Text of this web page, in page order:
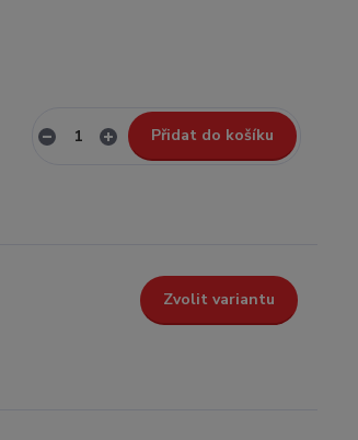
Přidat do košíku
Zvolit variantu